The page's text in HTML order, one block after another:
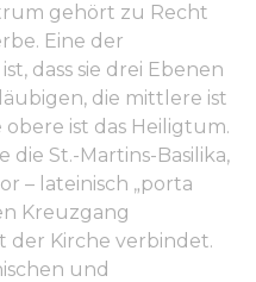
gehört zu Recht
Eine der
dass sie drei Ebenen
die mittlere ist
ist das Heiligtum.
die St.-Martins-Basilika,
– lateinisch „porta
Kreuzgang
der Kirche verbindet.
und